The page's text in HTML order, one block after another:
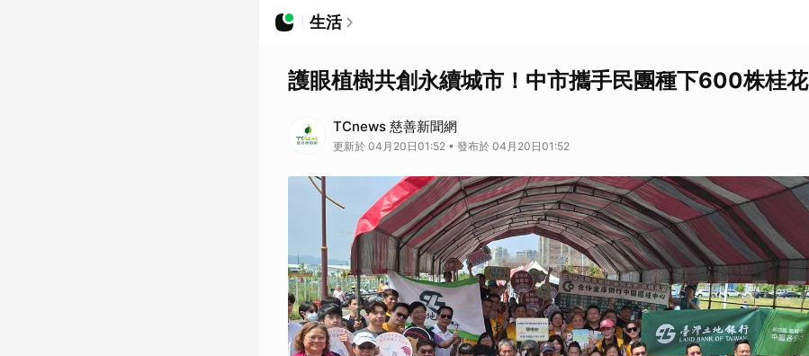
生活
護眼植樹共創永續城市！中市攜手民團種下600株桂花
TCnews 慈善新聞網
更新於 04月20日01:52 • 發布於 04月20日01:52